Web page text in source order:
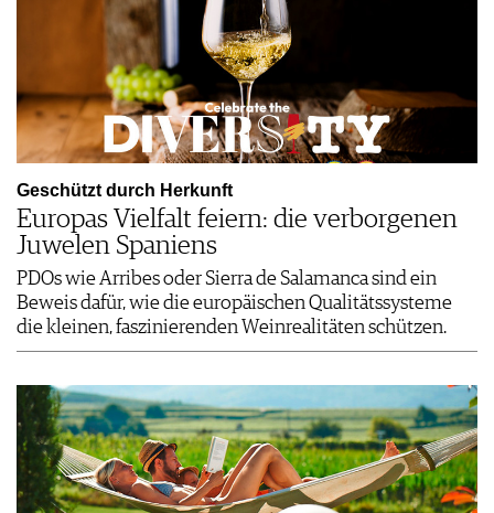
Geschützt durch Herkunft
Europas Vielfalt feiern: die verborgenen
Juwelen Spaniens
PDOs wie Arribes oder Sierra de Salamanca sind ein
Beweis dafür, wie die europäischen Qualitätssysteme
die kleinen, faszinierenden Weinrealitäten schützen.